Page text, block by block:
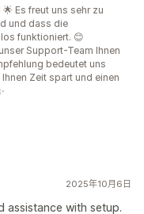
Es freut uns sehr zu
und dass die
funktioniert. 😊
Support-Team Ihnen
bedeutet uns
Zeit spart und einen
2025年10月6日
assistance with setup.